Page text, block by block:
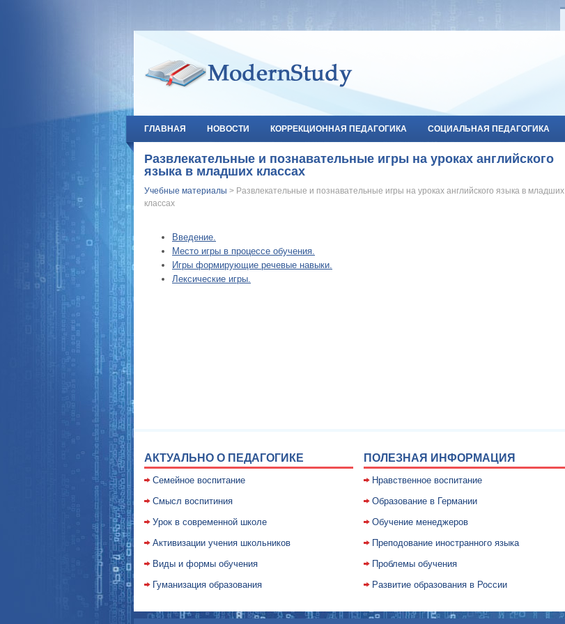
ГЛАВНАЯ НОВОСТИ КОРРЕКЦИОННАЯ ПЕДАГОГИКА СОЦИАЛЬНАЯ ПЕДАГОГИКА
Развлекательные и познавательные игры на уроках английского
языка в младших классах
Учебные материалы > Развлекательные и познавательные игры на уроках английского языка в младших
классах
Введение.
Место игры в процессе обучения.
Игры формирующие речевые навыки.
Лексические игры.
АКТУАЛЬНО О ПЕДАГОГИКЕ
Семейное воспитание
Смысл воспитиния
Уpок в совpеменной школе
Активизации учения школьников
Виды и формы обучения
Гуманизация образования
ПОЛЕЗНАЯ ИНФОРМАЦИЯ
Нравственное воспитание
Образование в Германии
Обучение менеджеров
Преподование иностранного языка
Проблемы обучения
Развитие образования в России